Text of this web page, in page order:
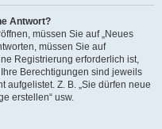
Antwort?
müssen Sie auf „Neues
müssen Sie auf
Registrierung erforderlich ist,
Berechtigungen sind jeweils
aufgelistet. Z. B. „Sie dürfen neue
erstellen“ usw.